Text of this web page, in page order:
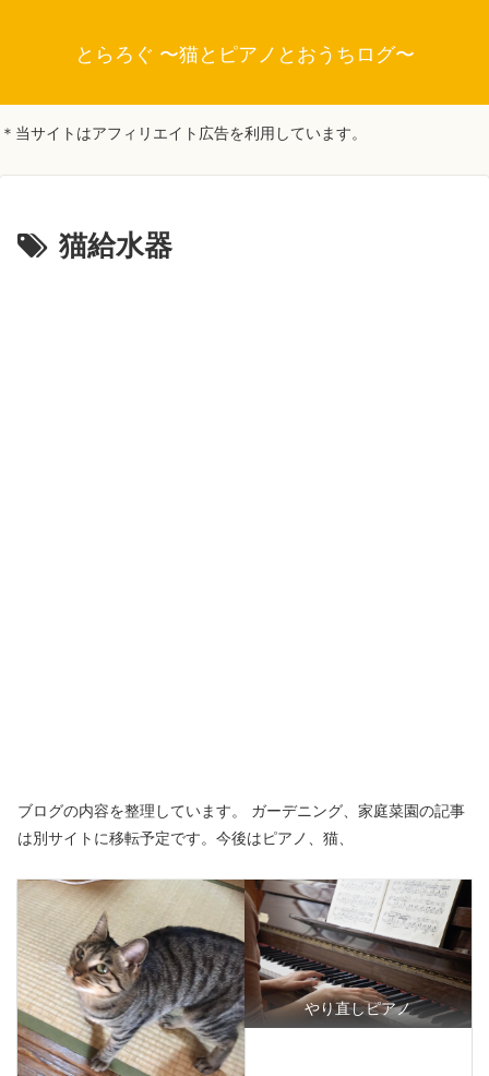
とらろぐ 〜猫とピアノとおうちログ〜
＊当サイトはアフィリエイト広告を利用しています。
猫給水器
ブログの内容を整理しています。 ガーデニング、家庭菜園の記事
は別サイトに移転予定です。今後はピアノ、猫、
やり直しピアノ